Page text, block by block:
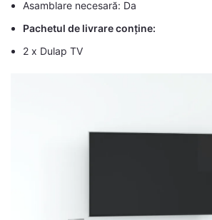
Asamblare necesară: Da
Pachetul de livrare conține:
2 x Dulap TV